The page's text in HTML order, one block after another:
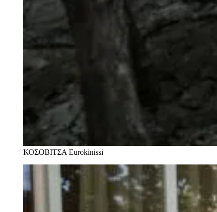
ΚΟΣΟΒΙΤΣΑ Eurokinissi